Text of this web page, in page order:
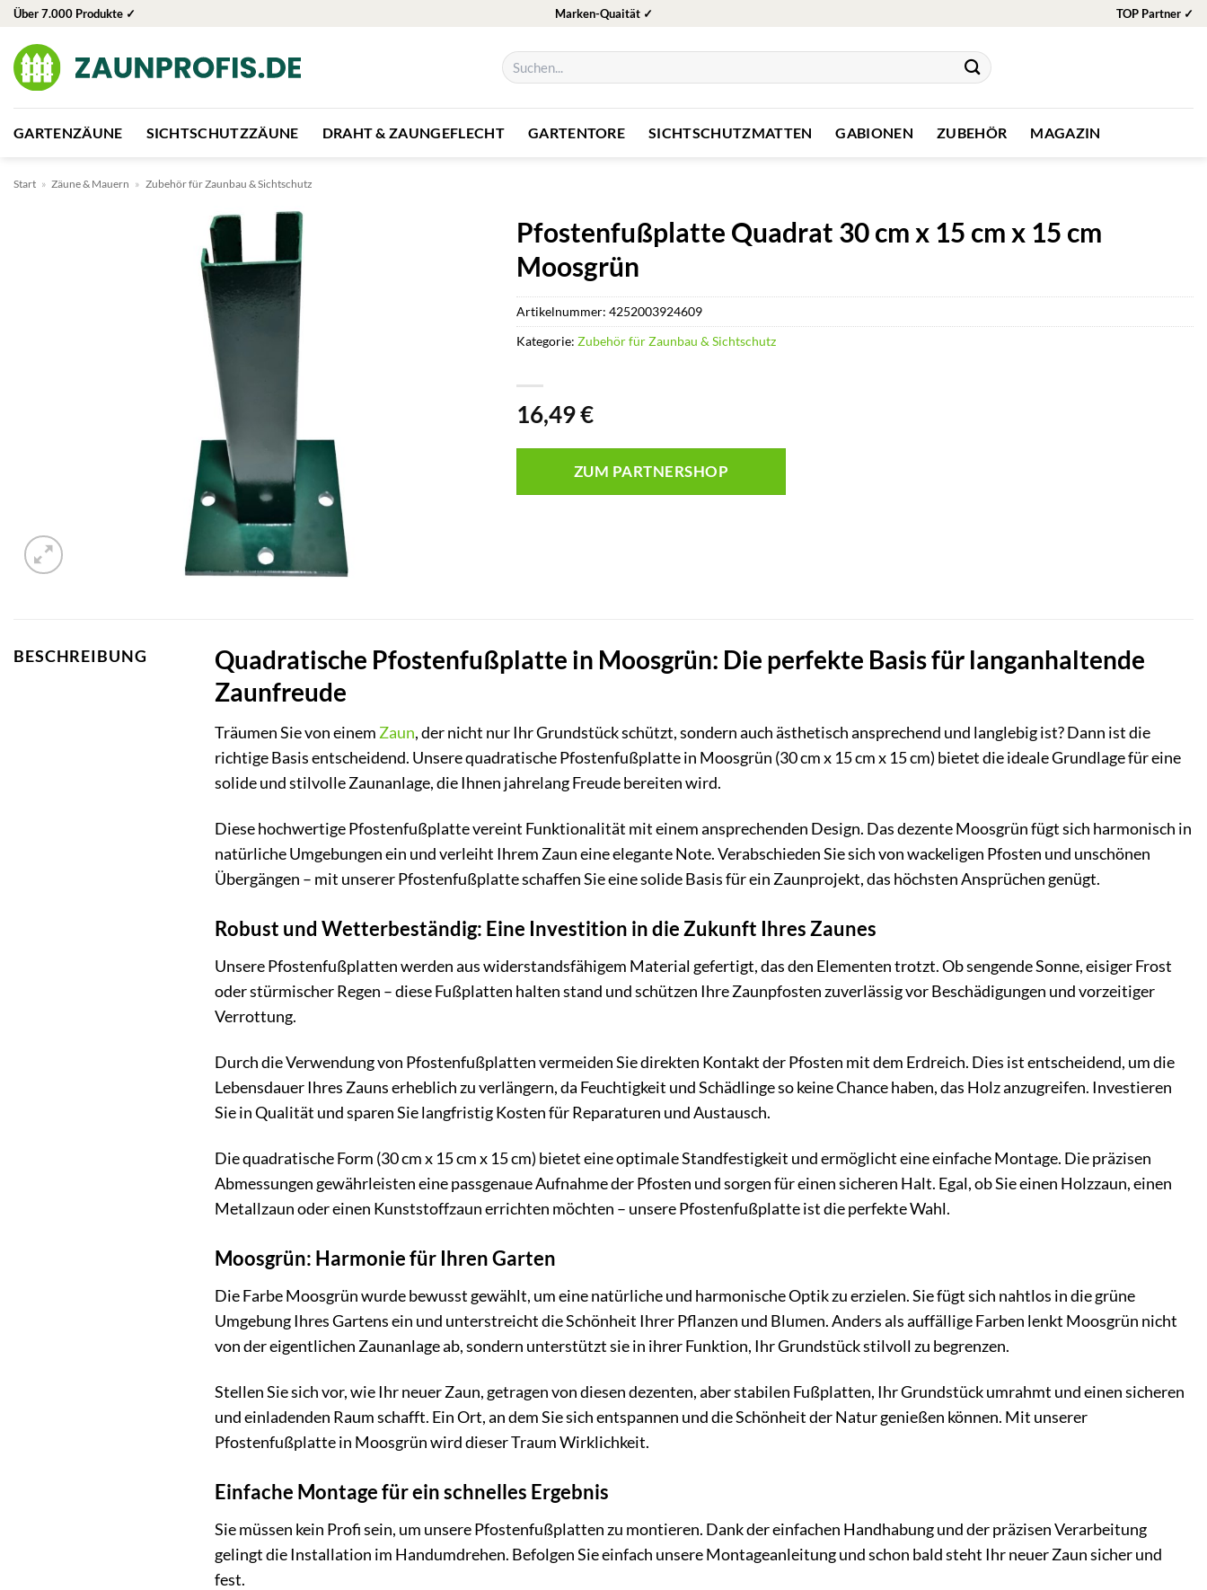
Zum
springen
Über 7.000 Produkte ✓ Marken-Quaität ✓ TOP Partner ✓
Suchen
nach:
GARTENZÄUNE SICHTSCHUTZZÄUNE DRAHT & ZAUNGEFLECHT GARTENTORE SICHTSCHUTZMATTEN GABIONEN ZUBEHÖR MAGAZIN
Start » Zäune & Mauern » Zubehör für Zaunbau & Sichtschutz
Pfostenfußplatte Quadrat 30 cm x 15 cm x 15 cm
Moosgrün
16,49€
ZUM PARTNERSHOP
Artikelnummer: 4252003924609
Kategorie: Zubehör für Zaunbau & Sichtschutz
BESCHREIBUNG
Quadratische Pfostenfußplatte in Moosgrün: Die perfekte Basis für langanhaltende
Zaunfreude
Träumen Sie von einemZaun, der nicht nur Ihr Grundstück schützt, sondern auch ästhetisch ansprechend und langlebig ist? Dann ist die
richtige Basis entscheidend. Unsere quadratische Pfostenfußplatte in Moosgrün (30 cm x 15 cm x 15 cm) bietet die ideale Grundlage für eine
solide und stilvolle Zaunanlage, die Ihnen jahrelang Freude bereiten wird.
Diese hochwertige Pfostenfußplatte vereint Funktionalität mit einem ansprechenden Design. Das dezente Moosgrün fügt sich harmonisch in
natürliche Umgebungen ein und verleiht Ihrem Zaun eine elegante Note. Verabschieden Sie sich von wackeligen Pfosten und unschönen
Übergängen – mit unserer Pfostenfußplatte schaffen Sie eine solide Basis für ein Zaunprojekt, das höchsten Ansprüchen genügt.
Robust und Wetterbeständig: Eine Investition in die Zukunft Ihres Zaunes
Unsere Pfostenfußplatten werden aus widerstandsfähigem Material gefertigt, das den Elementen trotzt. Ob sengende Sonne, eisiger Frost
oder stürmischer Regen – diese Fußplatten halten stand und schützen Ihre Zaunpfosten zuverlässig vor Beschädigungen und vorzeitiger
Verrottung.
Durch die Verwendung von Pfostenfußplatten vermeiden Sie direkten Kontakt der Pfosten mit dem Erdreich. Dies ist entscheidend, um die
Lebensdauer Ihres Zauns erheblich zu verlängern, da Feuchtigkeit und Schädlinge so keine Chance haben, das Holz anzugreifen. Investieren
Sie in Qualität und sparen Sie langfristig Kosten für Reparaturen und Austausch.
Die quadratische Form (30 cm x 15 cm x 15 cm) bietet eine optimale Standfestigkeit und ermöglicht eine einfache Montage. Die präzisen
Abmessungen gewährleisten eine passgenaue Aufnahme der Pfosten und sorgen für einen sicheren Halt. Egal, ob Sie einen Holzzaun, einen
Metallzaun oder einen Kunststoffzaun errichten möchten – unsere Pfostenfußplatte ist die perfekte Wahl.
Moosgrün: Harmonie für Ihren Garten
Die Farbe Moosgrün wurde bewusst gewählt, um eine natürliche und harmonische Optik zu erzielen. Sie fügt sich nahtlos in die grüne
Umgebung Ihres Gartens ein und unterstreicht die Schönheit Ihrer Pflanzen und Blumen. Anders als auffällige Farben lenkt Moosgrün nicht
von der eigentlichen Zaunanlage ab, sondern unterstützt sie in ihrer Funktion, Ihr Grundstück stilvoll zu begrenzen.
Stellen Sie sich vor, wie Ihr neuer Zaun, getragen von diesen dezenten, aber stabilen Fußplatten, Ihr Grundstück umrahmt und einen sicheren
und einladenden Raum schafft. Ein Ort, an dem Sie sich entspannen und die Schönheit der Natur genießen können. Mit unserer
Pfostenfußplatte in Moosgrün wird dieser Traum Wirklichkeit.
Einfache Montage für ein schnelles Ergebnis
Sie müssen kein Profi sein, um unsere Pfostenfußplatten zu montieren. Dank der einfachen Handhabung und der präzisen Verarbeitung
gelingt die Installation im Handumdrehen. Befolgen Sie einfach unsere Montageanleitung und schon bald steht Ihr neuer Zaun sicher und
fest.